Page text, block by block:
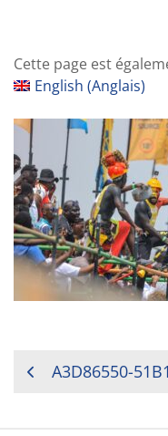
Cette page est
English (Anglais)
NAVIGATION